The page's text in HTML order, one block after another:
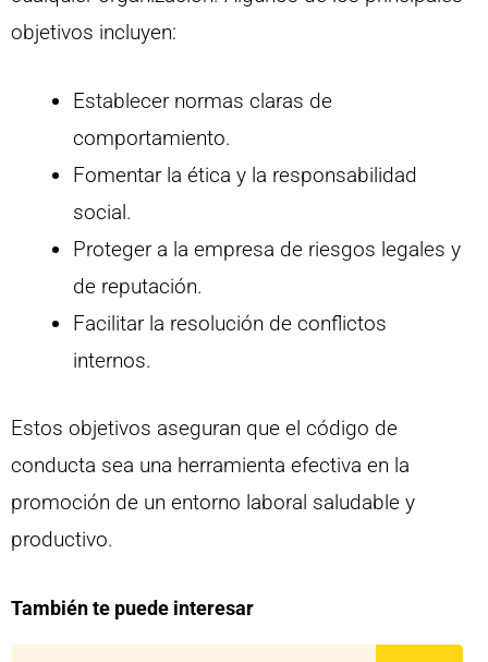
objetivos incluyen:
Establecer normas claras de
comportamiento.
Fomentar la ética y la responsabilidad
social.
Proteger a la empresa de riesgos legales y
de reputación.
Facilitar la resolución de conflictos
internos.
Estos objetivos aseguran que el código de
conducta sea una herramienta efectiva en la
promoción de un entorno laboral saludable y
productivo.
También te puede interesar